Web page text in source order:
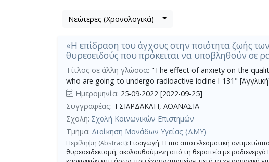
Βρέθηκε
αποτέλεσμα
,
σύνολο
σελίδων
1.
Εφαρμοζόμενα
κριτήρια
αναζήτησης:
Anxiety,
radioactive
iodine,
differentiated
thyroid
Λίστα
τα
αποτελέσματα
αναζήτησης:
Νεώτερες (Χρονολογικά)
«Η επίδραση του άγχους στην ποιότητα ζωής
θυρεοειδούς που πρόκειται να υποβληθούν σε
Τίτλος σε άλλη γλώσσα: "The effect of anxiety on the
who are going to undergo radioactive iodine I-131"
Ημερομηνία: 25-09-2022 [2022-09-25]
Συγγραφέας: ΤΣΙΑΡΔΑΚΛΗ, ΑΘΑΝΑΣΙΑ
Σχολή: Σχολή Κοινωνικών Επιστημών
Τμήμα: Διοίκηση Μονάδων Υγείας (ΔΜΥ)
Περίληψη (Abstract): Εισαγωγή: Η πιο αποτελεσματική
θυρεοειδεκτομή, ακολουθούμενη από τη θεραπεία με ραδιενεργό